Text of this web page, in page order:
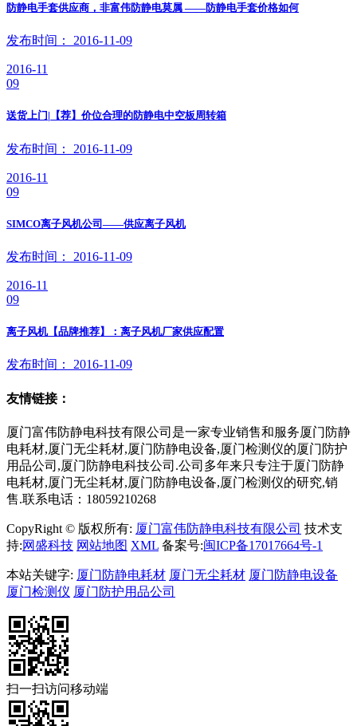
防静电手套供应商，非富伟防静电莫属 ——防静电手套价格如何
发布时间： 2016-11-09
2016-11
09
送货上门|【荐】价位合理的防静电中空板周转箱
发布时间： 2016-11-09
2016-11
09
SIMCO离子风机公司——供应离子风机
发布时间： 2016-11-09
2016-11
09
离子风机【品牌推荐】：离子风机厂家供应配置
发布时间： 2016-11-09
友情链接：
厦门富伟防静电科技有限公司是一家专业销售和服务厦门防静
电耗材,厦门无尘耗材,厦门防静电设备,厦门检测仪的厦门防护
用品公司,厦门防静电科技公司.公司多年来只专注于厦门防静
电耗材,厦门无尘耗材,厦门防静电设备,厦门检测仪的研究,销
售.联系电话：18059210268
CopyRight © 版权所有: 厦门富伟防静电科技有限公司 技术支
持:网盛科技 网站地图 XML 备案号:闽ICP备17017664号-1
本站关键字: 厦门防静电耗材 厦门无尘耗材 厦门防静电设备
厦门检测仪 厦门防护用品公司
扫一扫访问移动端